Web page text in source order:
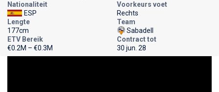
Nationaliteit
ESP
Voorkeurs voet
Rechts
Lengte
177cm
Team
Sabadell
ETV Bereik
€0.2M – €0.3M
Contract tot
30 jun. 28